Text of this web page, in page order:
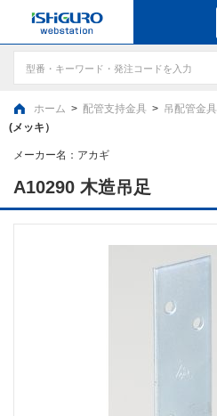
ホーム > 配管支持金具 > 吊配管金具
(メッキ）
メーカー名： アカギ
A10290 木造吊足